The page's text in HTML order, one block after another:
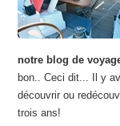
notre blog de
bon.. Ceci dit... Il y
découvrir ou
trois ans!